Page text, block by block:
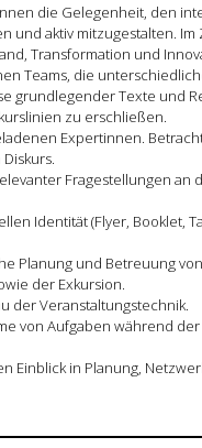
die Gelegenheit, den
und aktiv mitzugestalten.
Transformation und
Teams, die
grundlegender Texte und
zu erschließen.
Expertinnen.
Fragestellungen an
Identität (Flyer, Booklet,
Planung und Betreuung
der Exkursion.
der Veranstaltungstechnik.
von Aufgaben während
Einblick in Planung,